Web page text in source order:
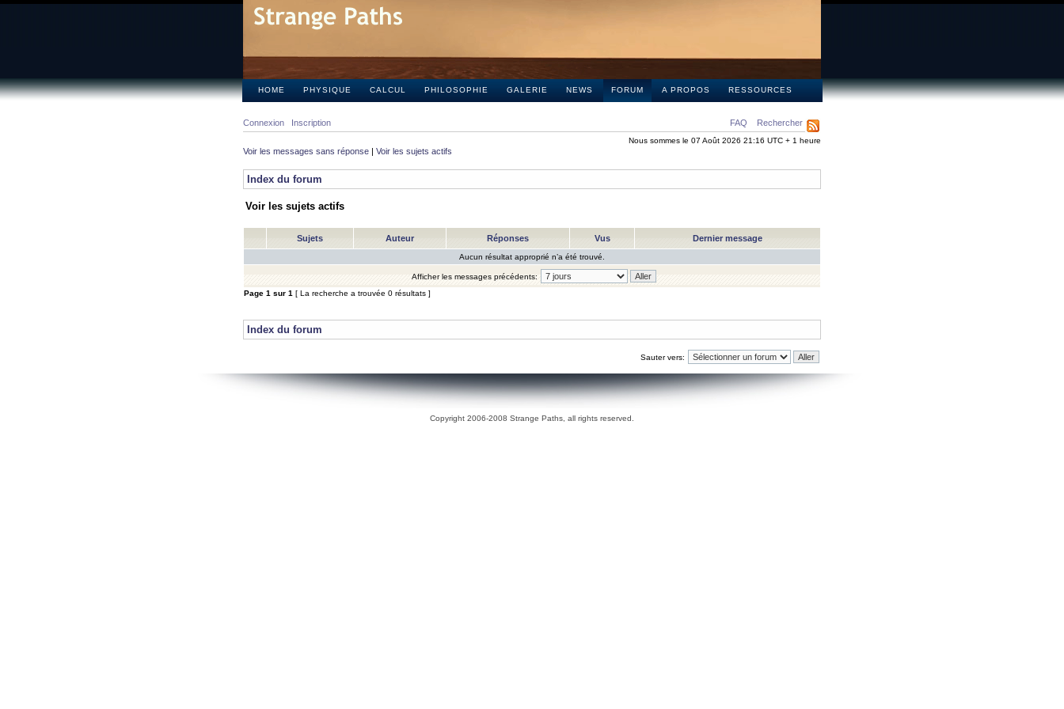
HOME PHYSIQUE CALCUL PHILOSOPHIE GALERIE NEWS FORUM A PROPOS RESSOURCES
FAQ Rechercher
Connexion Inscription
Nous sommes le 07 Août 2026 21:16 UTC + 1 heure
Voir les messages sans réponse | Voir les sujets actifs
Index du forum
Voir les sujets actifs
Sujets Auteur Réponses Vus Dernier message
Aucun résultat approprié n’a été trouvé.
Afficher les messages précédents:
Page 1 sur 1 [ La recherche a trouvée 0 résultats ]
Index du forum
Sauter vers:
Copyright 2006-2008 Strange Paths, all rights reserved.